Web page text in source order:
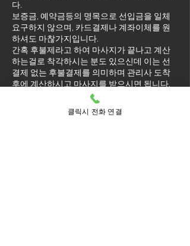
다.
보증금, 예약금등의 명목으로 선입금을 일체
요구하지 않으며, 카드결제나 계좌이체를 원
하셔도 마찮가지입니다.
간혹 후불제라고 하여 마사지가 끝나고 계산
하는걸로 착각하시는 분도 있으신데 이는 선
결제 없는 후불결제를 의미하며 관리사 도착
후에 계산하시고 마사지를 받으시면 됩니다.
마사지를 받는 도중에 코스변경이 가능
클릭시 전화 연결